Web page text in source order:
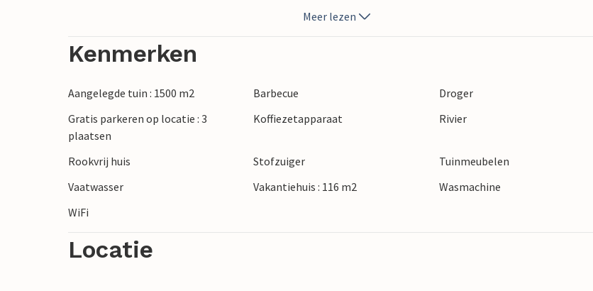
voor liefhebbers van het buitenleven: wandel- en fietspaden in een landelijke omgeving,
de la Torche. Niet ver daarvandaan wacht het dorp Locronan met een prachtig erfgoed
en diverse restaurants.
Meer lezen
Kenmerken
Aangelegde tuin : 1500 m2 Barbecue
Droger
Gratis parkeren op locatie : 3
plaatsen
Koffiezetapparaat Rivier
Rookvrij huis Stofzuiger
Tuinmeubelen
Vaatwasser
Vakantiehuis : 116 m2
Wasmachine
WiFi
Locatie